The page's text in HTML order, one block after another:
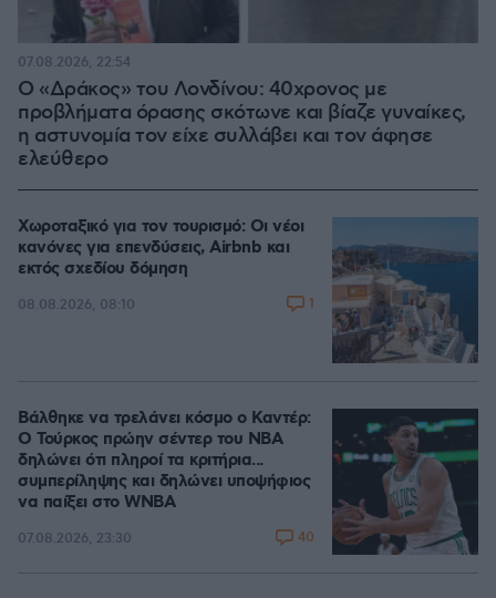
Ο «Δράκος» του Λονδίνου: 40χρονος με
προβλήματα όρασης σκότωνε και βίαζε γυναίκες,
η αστυνομία τον είχε συλλάβει και τον άφησε
ελεύθερο
07.08.2026, 22:54
Χωροταξικό για τον τουρισμό: Οι νέοι
κανόνες για επενδύσεις, Airbnb και
εκτός σχεδίου δόμηση
08.08.2026, 08:10 1
Βάλθηκε να τρελάνει κόσμο ο Καντέρ:
Ο Τούρκος πρώην σέντερ του NBA
δηλώνει ότι πληροί τα κριτήρια...
συμπερίληψης και δηλώνει υποψήφιος
να παίξει στο WNBA
07.08.2026, 23:30 40